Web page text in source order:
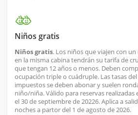
Niños gratis
Niños gratis. Los niños que viajen con
en la misma cabina tendrán su tarifa de
que tengan 12 años o menos. Deben
ocupación triple o cuádruple. Las tasas
impuestos se deben abonar y suelen
niño/niña. Válido para reservas realizadas
el 30 de septiembre de 20226. Aplica a
noches a partor del 1 de agosto de 2026.